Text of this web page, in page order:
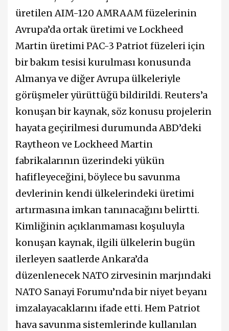
üretilen AIM-120 AMRAAM füzelerinin
Avrupa’da ortak üretimi ve Lockheed
Martin üretimi PAC-3 Patriot füzeleri için
bir bakım tesisi kurulması konusunda
Almanya ve diğer Avrupa ülkeleriyle
görüşmeler yürüttüğü bildirildi. Reuters’a
konuşan bir kaynak, söz konusu projelerin
hayata geçirilmesi durumunda ABD’deki
Raytheon ve Lockheed Martin
fabrikalarının üzerindeki yükün
hafifleyeceğini, böylece bu savunma
devlerinin kendi ülkelerindeki üretimi
artırmasına imkan tanınacağını belirtti.
Kimliğinin açıklanmaması koşuluyla
konuşan kaynak, ilgili ülkelerin bugün
ilerleyen saatlerde Ankara’da
düzenlenecek NATO zirvesinin marjındaki
NATO Sanayi Forumu’nda bir niyet beyanı
imzalayacaklarını ifade etti. Hem Patriot
hava savunma sistemlerinde kullanılan